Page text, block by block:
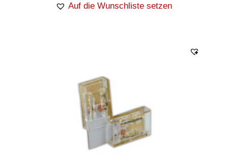
Auf die Wunschliste setzen